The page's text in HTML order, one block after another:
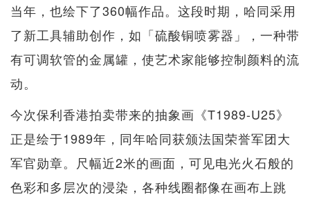
当年，也绘下了360幅作品。这段时期，哈同采用
了新工具辅助创作，如「硫酸铜喷雾器」，一种带
有可调软管的金属罐，使艺术家能够控制颜料的流
动。
今次保利香港拍卖带来的抽象画《T1989-U25》
正是绘于1989年，同年哈同获颁法国荣誉军团大
军官勋章。尺幅近2米的画面，可见电光火石般的
色彩和多层次的浸染，各种线圈都像在画布上跳